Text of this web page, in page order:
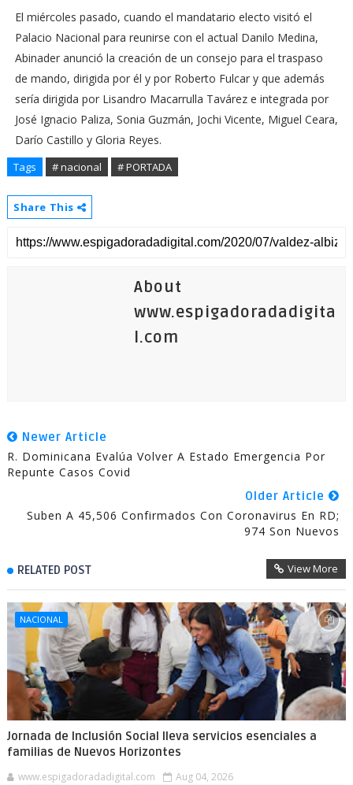
El miércoles pasado, cuando el mandatario electo visitó el
Palacio Nacional para reunirse con el actual Danilo Medina,
Abinader anunció la creación de un consejo para el traspaso
de mando, dirigida por él y por Roberto Fulcar y que además
sería dirigida por Li­sandro Macarrulla Tavá­rez e integrada por
Jo­sé Ignacio Paliza, Sonia Guzmán, Jochi Vicente, Miguel Ceara,
Darío Cas­tillo y Gloria Reyes.
Tags # nacional # PORTADA
Share This
About
www.espigadoradadigita
l.com
Newer Article
R. Dominicana Evalúa Volver A Estado Emergencia Por
Repunte Casos Covid
Older Article
Suben A 45,506 Confirmados Con Coronavirus En RD;
974 Son Nuevos
RELATED POST View More
NACIONAL
Jornada de Inclusión Social lleva servicios esenciales a
familias de Nuevos Horizontes
www.espigadoradadigital.com Aug 04, 2026